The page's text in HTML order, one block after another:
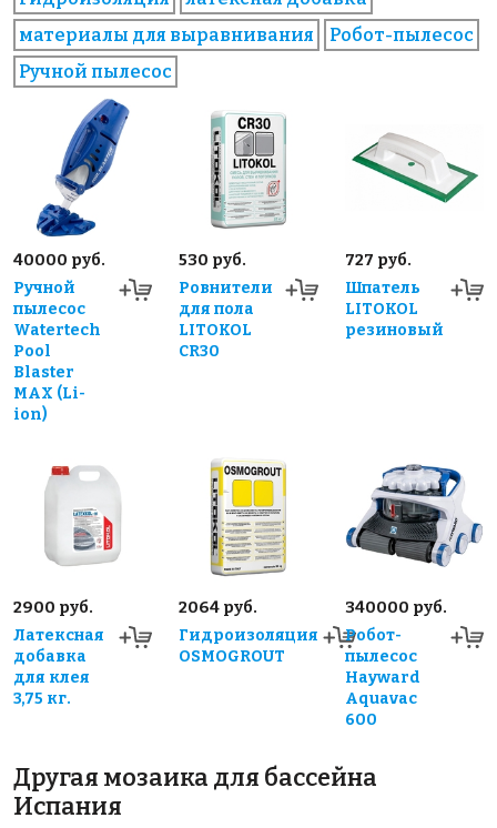
материалы для выравнивания
Робот-пылесос
Ручной пылесос
40000 руб.
Ручной
пылесос
Watertech
Pool
Blaster
MAX (Li-
ion)
530 руб.
Ровнители
для пола
LITOKOL
CR30
727 руб.
Шпатель
LITOKOL
резиновый
2900 руб.
Латексная
добавка
для клея
3,75 кг.
2064 руб.
Гидроизоляция
OSMOGROUT
340000 руб.
Робот-
пылесос
Hayward
Aquavac
600
Другая мозаика для бассейна
Испания